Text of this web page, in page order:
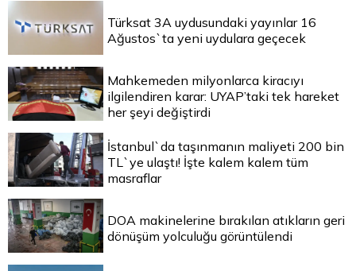
Türksat 3A uydusundaki yayınlar 16
Ağustos`ta yeni uydulara geçecek
Mahkemeden milyonlarca kiracıyı
ilgilendiren karar: UYAP’taki tek hareket
her şeyi değiştirdi
İstanbul`da taşınmanın maliyeti 200 bin
TL`ye ulaştı! İşte kalem kalem tüm
masraflar
DOA makinelerine bırakılan atıkların geri
dönüşüm yolculuğu görüntülendi